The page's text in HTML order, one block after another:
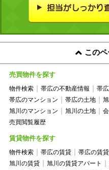
この
売買物件を探す
物件検索 帯広の不動産情報 帯
帯広のマンション
帯広の土地
旭川のマンション
旭川の土地
売買閲覧履歴
賃貸物件を探す
物件検索 帯広の賃貸 帯広の賃
旭川の賃貸
旭川の賃貸アパート